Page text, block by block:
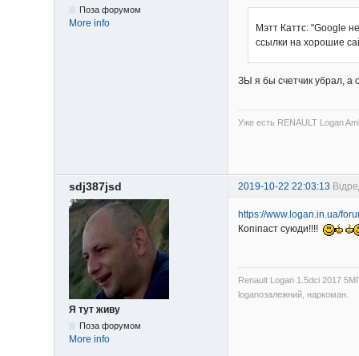
Поза форумом
More info
Мэтт Каттс: "Google
ссылки на хорошие
ЗЫ я бы счетчик убрал, а
Уже есть RENAULT Logan
sdj387jsd 2019-10-22 22:03:13
Я тут живу
Поза форумом
More info
https://www.logan.in.ua/
Копіпаст суюди!!!!
Renault Logan 1.5dci 2017
loganозалежний, наркоман.